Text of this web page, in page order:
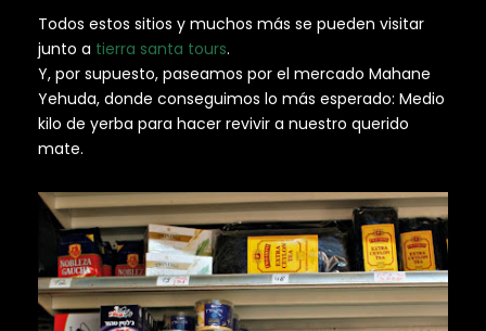
Todos estos sitios y muchos más se pueden visitar
junto a tierra santa tours.
Y, por supuesto, paseamos por el mercado Mahane
Yehuda, donde conseguimos lo más esperado: Medio
kilo de yerba para hacer revivir a nuestro querido
mate.